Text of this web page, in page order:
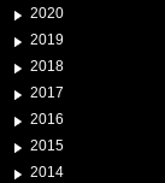
2020
2019
2018
2017
2016
2015
2014